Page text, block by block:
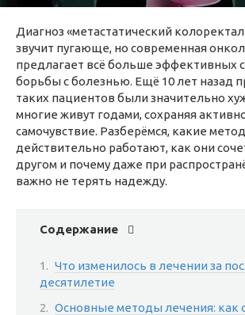
Диагноз «метастатический
звучит пугающе, но современная
предлагает всё больше эффективных
борьбы с болезнью. Ещё 10 лет назад
таких пациентов были значительно
многие живут годами, сохраняя
самочувствие. Разберёмся, какие
действительно работают, как они
другом и почему даже при
важно не терять надежду.
Содержание
Что изменилось в лечении за
десятилетие
Основные методы лечения: как